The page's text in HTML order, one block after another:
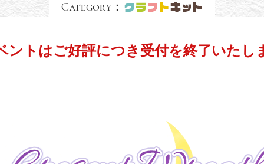
Category：
ントはご好評につき 受付を終了いたし